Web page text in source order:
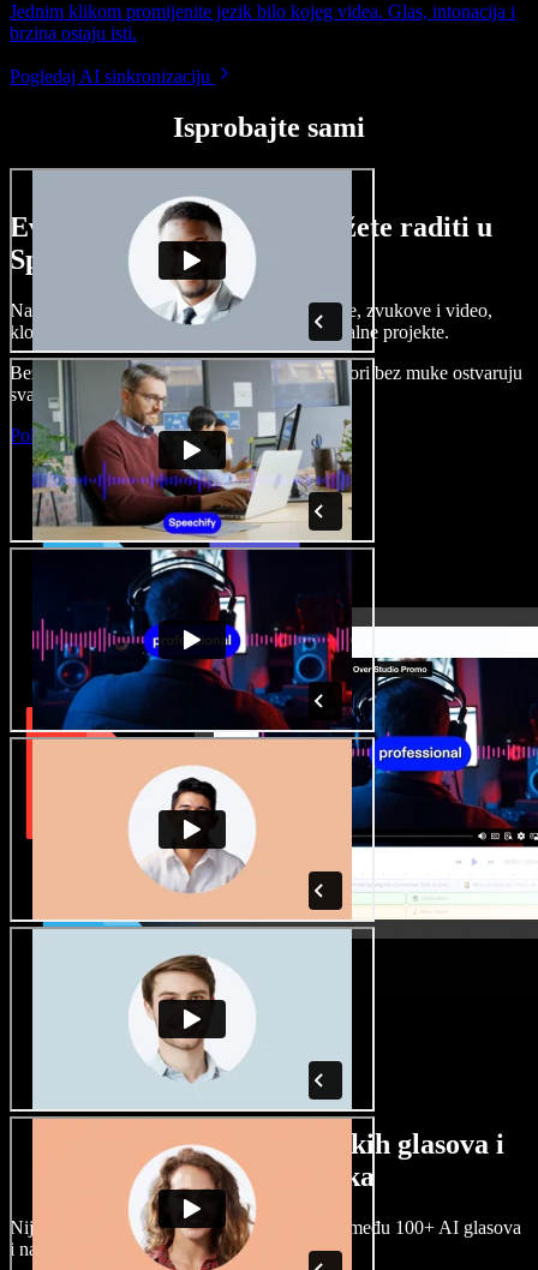
Jednim klikom promijenite jezik bilo kojeg videa. Glas, intonacija i
brzina ostaju isti.
Pogledaj AI sinkronizaciju
Isprobajte sami
Evo malog pregleda što možete raditi u
Speechify Studiju.
Napravite voice overe, dodajte besplatne slike, zvukove i video,
klonirajte svoj glas i složite sjajne audio-vizualne projekte.
Bez učenja i sve dostupno u pregledniku, autori bez muke ostvaruju
svaku kreativnu ideju.
Pokreni Studio
Veliki izbor muških i ženskih glasova i
raznih naglasaka
Nijedan projekt ne mora zvučati isto. Birajte među 100+ AI glasova
i naglasaka i prilagodite ih sebi.